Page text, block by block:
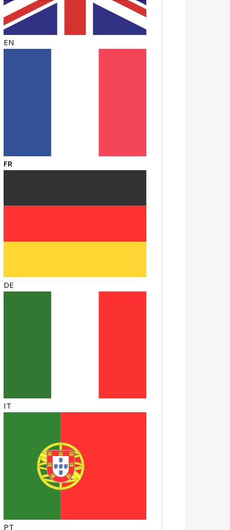
EN
FR
DE
IT
PT